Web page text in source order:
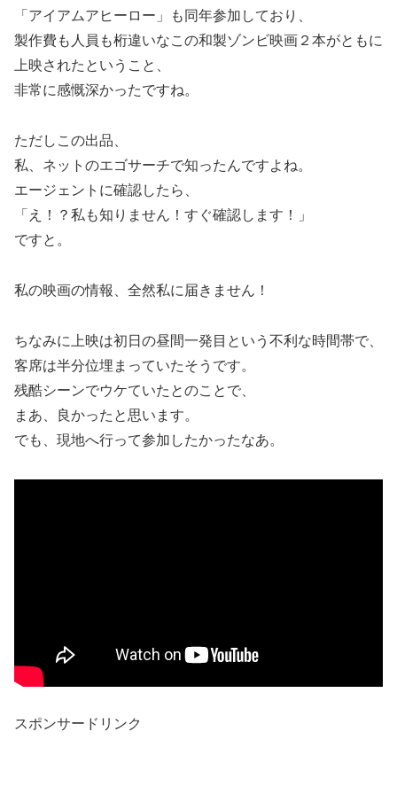
「アイアムアヒーロー」も同年参加しており、
製作費も人員も桁違いなこの和製ゾンビ映画２本がともに
上映されたということ、
非常に感慨深かったですね。
ただしこの出品、
私、ネットのエゴサーチで知ったんですよね。
エージェントに確認したら、
「え！？私も知りません！すぐ確認します！」
ですと。
私の映画の情報、全然私に届きません！
ちなみに上映は初日の昼間一発目という不利な時間帯で、
客席は半分位埋まっていたそうです。
残酷シーンでウケていたとのことで、
まあ、良かったと思います。
でも、現地へ行って参加したかったなあ。
スポンサードリンク